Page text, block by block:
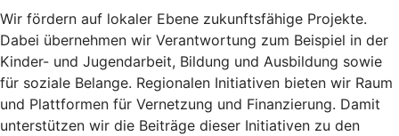
Wir fördern auf lokaler Ebene zukunftsfähige Projekte.
Dabei übernehmen wir Verantwortung zum Beispiel in der
Kinder- und Jugendarbeit, Bildung und Ausbildung sowie
für soziale Belange. Regionalen Initiativen bieten wir Raum
und Plattformen für Vernetzung und Finanzierung. Damit
unterstützen wir die Beiträge dieser Initiativen zu den